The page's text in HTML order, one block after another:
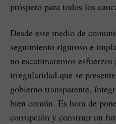
próspero para todos los
Desde este medio de
seguimiento riguroso e
no escatimaremos
irregularidad que se
gobierno transparente,
bien común. Es hora de
corrupción y construir un